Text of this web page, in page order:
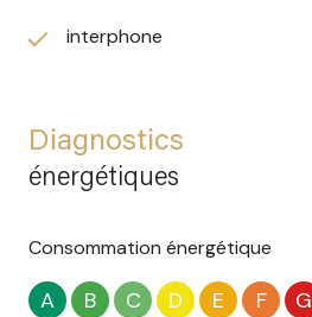
interphone
Diagnostics
énergétiques
Consommation énergétique
A B C D E F G